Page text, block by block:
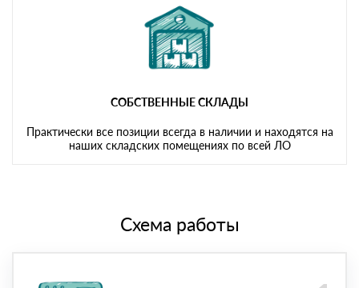
СОБСТВЕННЫЕ СКЛАДЫ
Практически все позиции всегда в наличии и находятся на
наших складских помещениях по всей ЛО
Схема работы